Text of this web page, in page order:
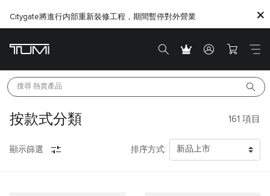
Citygate將進行内部重新裝修工程，期間暫停對外營業
搜尋 熱賣產品
按款式分類 161 項目
顯示篩選 排序方式: